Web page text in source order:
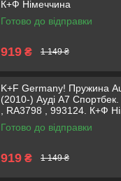
К+Ф Німеччина
Готово до відправки
919 ₴ 1 149 ₴
K+F Germany! Пружина
(2010-) Ауді А7
, RA3798 , 993124. К+Ф
Готово до відправки
919 ₴ 1 149 ₴